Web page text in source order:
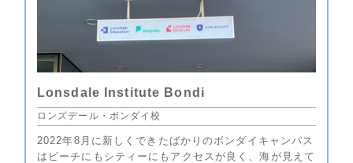
Lonsdale Institute Bondi
ロンズデール・ボンダイ校
2022年8月に新しくできたばかりのボンダイキャンパス
はビーチにもシティーにもアクセスが良く、海が見えて